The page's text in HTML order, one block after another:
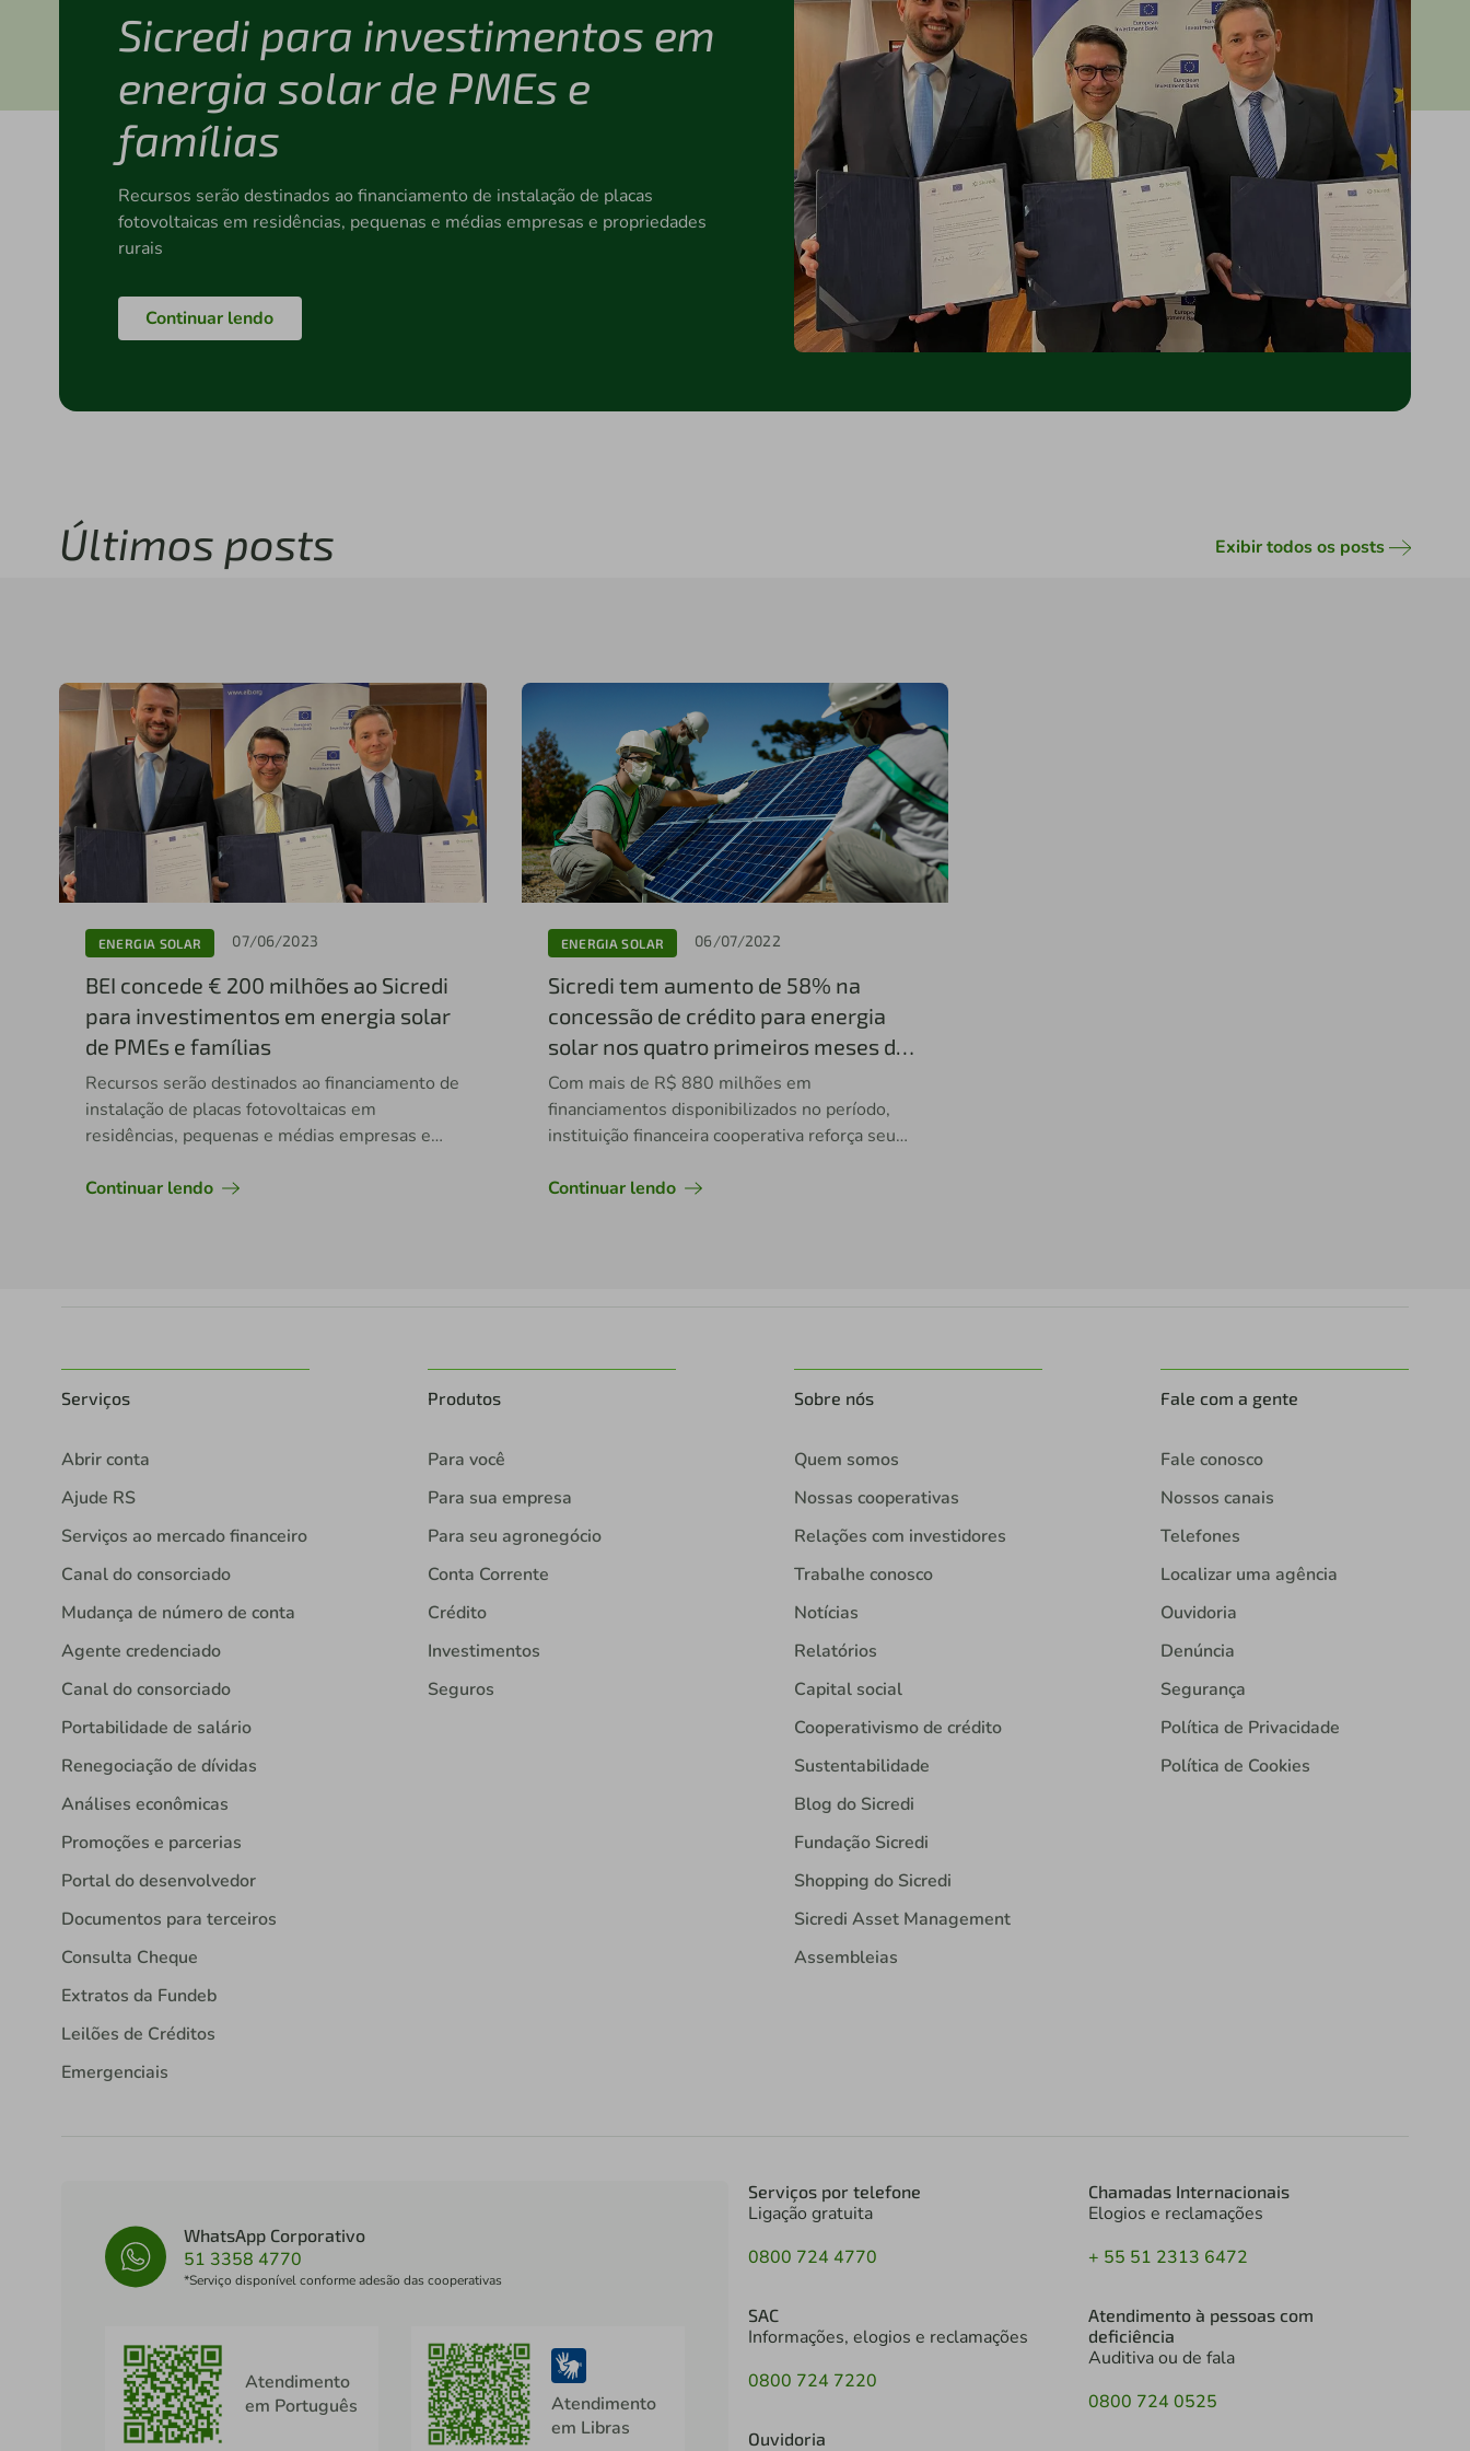
Sicredi para investimentos em
energia solar de PMEs e
famílias
Recursos serão destinados ao financiamento de instalação de placas
fotovoltaicas em residências, pequenas e médias empresas e propriedades
rurais
Continuar lendo
Últimos posts Exibir todos os posts
ENERGIA SOLAR 07/06/2023
BEI concede € 200 milhões ao Sicredi
para investimentos em energia solar
de PMEs e famílias
Recursos serão destinados ao financiamento de
instalação de placas fotovoltaicas em
residências, pequenas e médias empresas e
Continuar lendo
ENERGIA SOLAR 06/07/2022
Sicredi tem aumento de 58% na
concessão de crédito para energia
solar nos quatro primeiros meses de
2022
Com mais de R$ 880 milhões em
financiamentos disponibilizados no período,
instituição financeira cooperativa reforça seu
voltados ao sistema de energia limpa no Brasil
Continuar lendo
Serviços
Abrir conta
Ajude RS
Serviços ao mercado financeiro
Canal do consorciado
Mudança de número de conta
Agente credenciado
Canal do consorciado
Portabilidade de salário
Renegociação de dívidas
Análises econômicas
Promoções e parcerias
Portal do desenvolvedor
Documentos para terceiros
Consulta Cheque
Extratos da Fundeb
Leilões de Créditos
Emergenciais
Produtos
Para você
Para sua empresa
Para seu agronegócio
Conta Corrente
Crédito
Investimentos
Seguros
Sobre nós
Quem somos
Nossas cooperativas
Relações com investidores
Trabalhe conosco
Notícias
Relatórios
Capital social
Cooperativismo de crédito
Sustentabilidade
Blog do Sicredi
Fundação Sicredi
Shopping do Sicredi
Sicredi Asset Management
Assembleias
Fale com a gente
Fale conosco
Nossos canais
Telefones
Localizar uma agência
Ouvidoria
Denúncia
Segurança
Política de Privacidade
Política de Cookies
WhatsApp Corporativo
51 3358 4770
*Serviço disponível conforme adesão das cooperativas
Atendimento
em Português
Atendimento
em Libras
Serviços por telefone
Ligação gratuita
0800 724 4770
SAC
Informações, elogios e reclamações
0800 724 7220
Ouvidoria
Chamadas Internacionais
Elogios e reclamações
+ 55 51 2313 6472
Atendimento à pessoas com
deficiência
Auditiva ou de fala
0800 724 0525